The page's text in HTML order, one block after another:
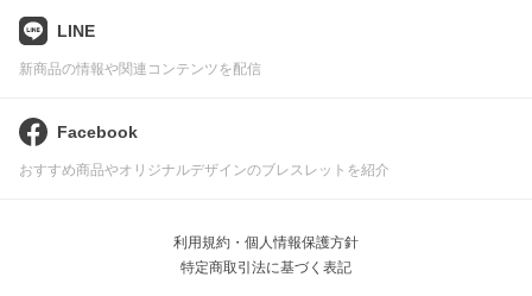
LINE
新商品の情報や関連コンテンツを配信
Facebook
おすすめ商品やオリジナルデザインのブレスレットを紹介
利用規約・個人情報保護方針
特定商取引法に基づく表記